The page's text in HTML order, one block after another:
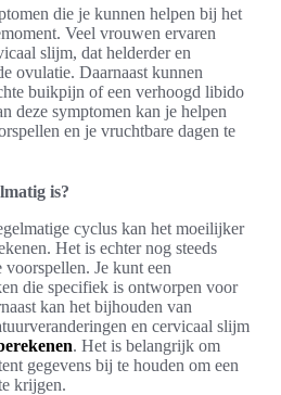
die je kunnen helpen bij het
Veel vrouwen ervaren
slijm, dat helderder en
ovulatie. Daarnaast kunnen
buikpijn of een verhoogd libido
deze symptomen kan je helpen
en je vruchtbare dagen te
is?
cyclus kan het moeilijker
Het is echter nog steeds
Je kunt een
die specifiek is ontworpen voor
kan het bijhouden van
en cervicaal slijm
. Het is belangrijk om
gegevens bij te houden om een
krijgen.